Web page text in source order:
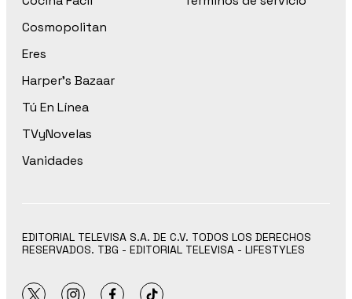
Cosmopolitan
Eres
Harper’s Bazaar
Tú En Línea
TVyNovelas
Vanidades
EDITORIAL TELEVISA S.A. DE C.V. TODOS LOS DERECHOS
RESERVADOS. TBG - EDITORIAL TELEVISA - LIFESTYLES